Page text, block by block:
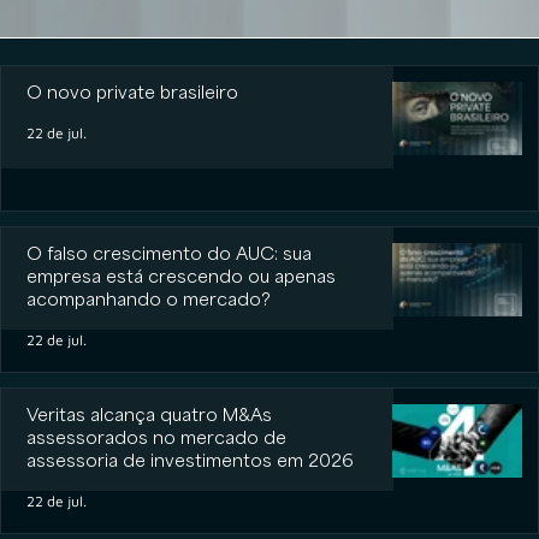
O novo private brasileiro
22 de jul.
O falso crescimento do AUC: sua
empresa está crescendo ou apenas
acompanhando o mercado?
22 de jul.
Veritas alcança quatro M&As
assessorados no mercado de
assessoria de investimentos em 2026
22 de jul.